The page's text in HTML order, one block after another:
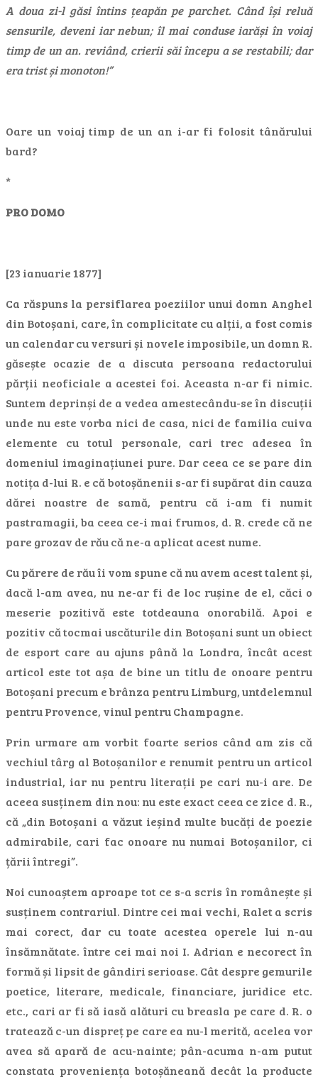
A doua zi-l găsi întins țeapăn pe parchet. Când își reluă
sensurile, deveni iar nebun; îl mai conduse iarăși în voiaj
timp de un an. reviând, crierii săi începu a se restabili; dar
era trist și monoton!”
Oare un voiaj timp de un an i-ar fi folosit tânărului
bard?
*
PRO DOMO
[23 ianuarie 1877]
Ca răspuns la persiflarea poeziilor unui domn Anghel
din Botoșani, care, în complicitate cu alții, a fost comis
un calendar cu versuri și novele imposibile, un domn R.
găsește ocazie de a discuta persoana redactorului
părții neoficiale a acestei foi. Aceasta n-ar fi nimic.
Suntem deprinși de a vedea amestecându-se în discuții
unde nu este vorba nici de casa, nici de familia cuiva
elemente cu totul personale, cari trec adesea în
domeniul imaginațiunei pure. Dar ceea ce se pare din
notița d-lui R. e că botoșănenii s-ar fi supărat din cauza
dărei noastre de samă, pentru că i-am fi numit
pastramagii, ba ceea ce-i mai frumos, d. R. crede că ne
pare grozav de rău că ne-a aplicat acest nume.
Cu părere de rău îi vom spune că nu avem acest talent și,
dacă l-am avea, nu ne-ar fi de loc rușine de el, căci o
meserie pozitivă este totdeauna onorabilă. Apoi e
pozitiv că tocmai uscăturile din Botoșani sunt un obiect
de esport care au ajuns până la Londra, încât acest
articol este tot așa de bine un titlu de onoare pentru
Botoșani precum e brânza pentru Limburg, untdelemnul
pentru Provence, vinul pentru Champagne.
Prin urmare am vorbit foarte serios când am zis că
vechiul târg al Botoșanilor e renumit pentru un articol
industrial, iar nu pentru literații pe cari nu-i are. De
aceea susținem din nou: nu este exact ceea ce zice d. R.,
că „din Botoșani a văzut ieșind multe bucăți de poezie
admirabile, cari fac onoare nu numai Botoșanilor, ci
țării întregi”.
Noi cunoaștem aproape tot ce s-a scris în românește și
susținem contrariul. Dintre cei mai vechi, Ralet a scris
mai corect, dar cu toate acestea operele lui n-au
însămnătate. între cei mai noi I. Adrian e necorect în
formă și lipsit de gândiri serioase. Cât despre gemurile
poetice, literare, medicale, financiare, juridice etc.
etc., cari ar fi să iasă alături cu breasla pe care d. R. o
tratează c-un dispreț pe care ea nu-l merită, acelea vor
avea să apară de acu-nainte; pân-acuma n-am putut
constata proveniența botoșăneană decât la producte